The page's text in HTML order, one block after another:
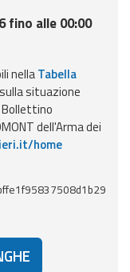
fino alle 00:00
nellaTabella
situazione
Bollettino
dell'Arma dei
home